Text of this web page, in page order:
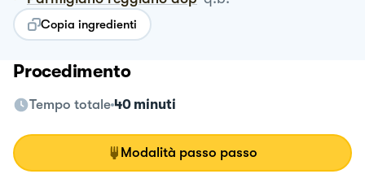
Copia ingredienti
Procedimento
Tempo totale 40 minuti
Modalità passo passo